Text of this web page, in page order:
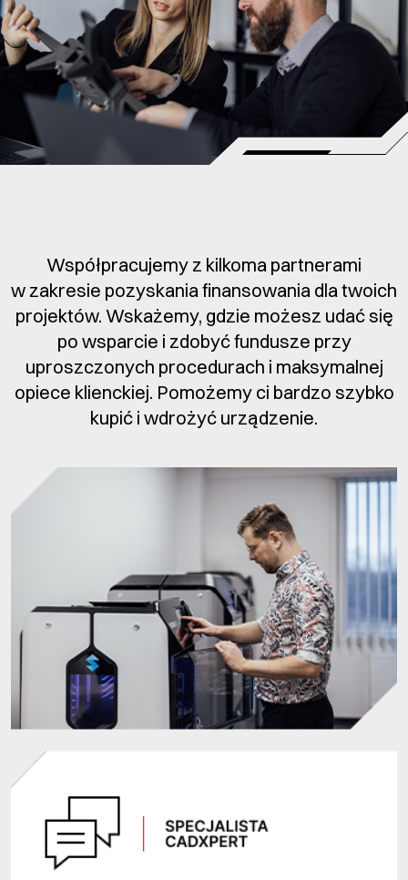
Współpracujemy z kilkoma partnerami
w zakresie pozyskania finansowania dla twoich
projektów. Wskażemy, gdzie możesz udać się
po wsparcie i zdobyć fundusze przy
uproszczonych procedurach i maksymalnej
opiece klienckiej. Pomożemy ci bardzo szybko
kupić i wdrożyć urządzenie.